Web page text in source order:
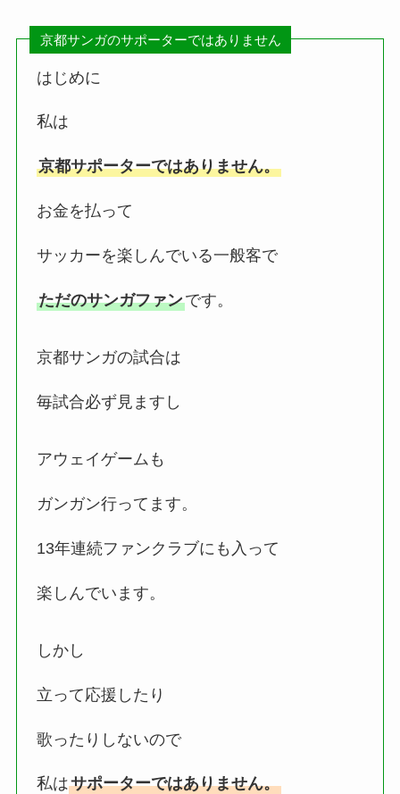
京都サンガのサポーターではありません
はじめに
私は
京都サポーターではありません。
お金を払って
サッカーを楽しんでいる一般客で
ただのサンガファンです。
京都サンガの試合は
毎試合必ず見ますし
アウェイゲームも
ガンガン行ってます。
13年連続ファンクラブにも入って
楽しんでいます。
しかし
立って応援したり
歌ったりしないので
私はサポーターではありません。